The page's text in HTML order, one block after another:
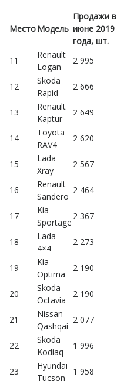
МестоМодель
Продажи в
июне 2019
года, шт.
11
Renault
Logan
2 995
12
Skoda
Rapid
2 666
13
Renault
Kaptur
2 649
14
Toyota
RAV4
2 620
15
Lada
Xray
2 567
16
Renault
Sandero
2 464
17
Kia
Sportage
2 367
18
Lada
4×4
2 273
19
Kia
Optima
2 190
20
Skoda
Octavia
2 190
21
Nissan
Qashqai
2 077
22
Skoda
Kodiaq
1 996
23
Hyundai
Tucson
1 958